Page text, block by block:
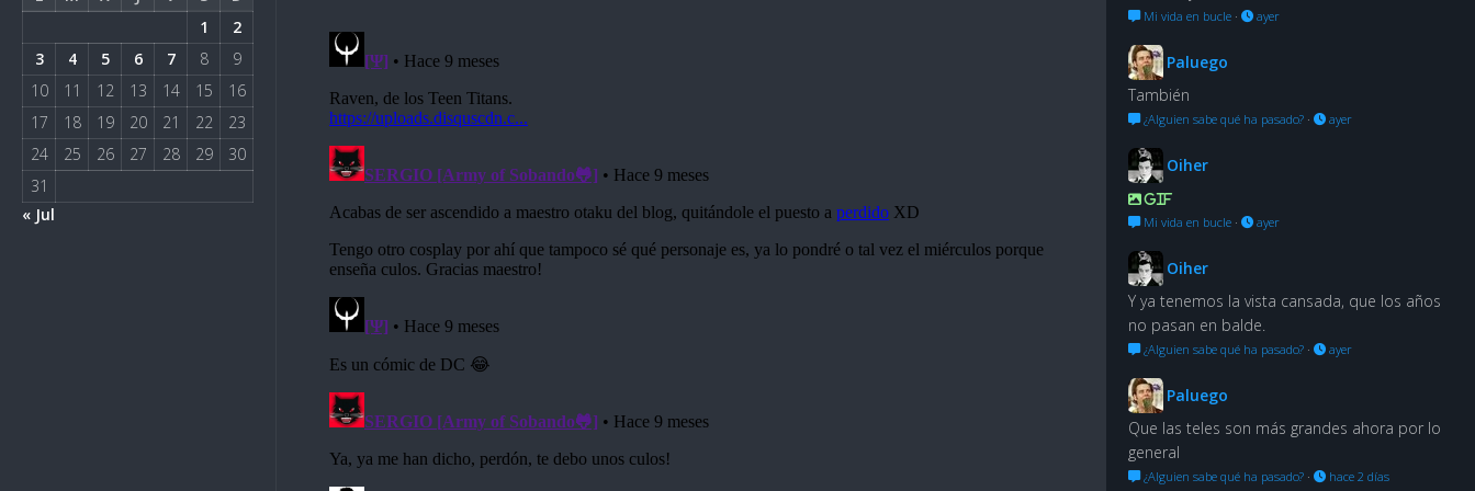
1
2
3
4 5 6 7 8
9
10
11 12 13 14 15
16
17
18 19 20 21 22
23
24
25 26 27 28 29
30
31
« Jul
Mi vida en bucle · ayer
Paluego
También
¿Alguien sabe qué ha pasado? · ayer
Oiher
GIF
Mi vida en bucle · ayer
Oiher
Y ya tenemos la vista cansada, que los años
no pasan en balde.
¿Alguien sabe qué ha pasado? · ayer
Paluego
Que las teles son más grandes ahora por lo
general
¿Alguien sabe qué ha pasado? · hace 2 días